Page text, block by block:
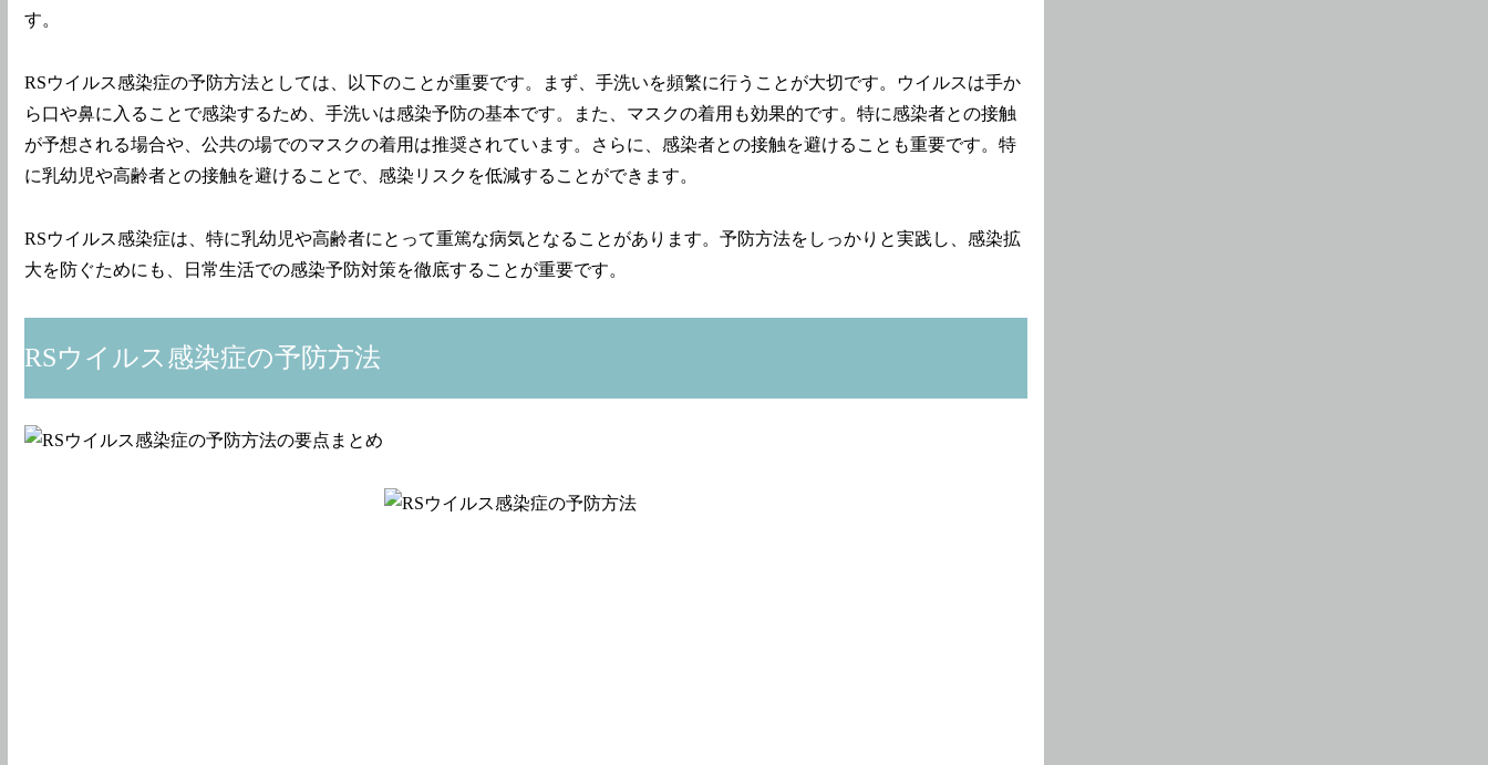
す。
RSウイルス感染症の予防方法としては、以下のことが重要です。まず、手洗いを頻繁に行うことが大切です。ウイルスは手か
ら口や鼻に入ることで感染するため、手洗いは感染予防の基本です。また、マスクの着用も効果的です。特に感染者との接触
が予想される場合や、公共の場でのマスクの着用は推奨されています。さらに、感染者との接触を避けることも重要です。特
に乳幼児や高齢者との接触を避けることで、感染リスクを低減することができます。
RSウイルス感染症は、特に乳幼児や高齢者にとって重篤な病気となることがあります。予防方法をしっかりと実践し、感染拡
大を防ぐためにも、日常生活での感染予防対策を徹底することが重要です。
RSウイルス感染症の予防方法